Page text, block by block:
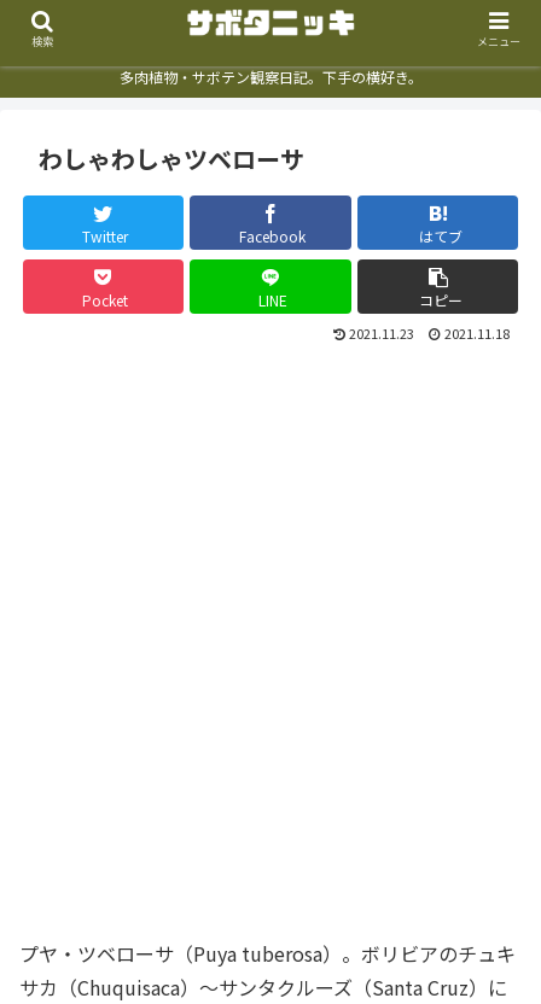
多肉植物・サボテン観察日記。下手の横好き。
わしゃわしゃツベローサ
Twitter Facebook はてブ
Pocket LINE コピー
2021.11.23 2021.11.18
プヤ・ツベローサ（Puya tuberosa）。ボリビアのチュキ
サカ（Chuquisaca）～サンタクルーズ（Santa Cruz）に
検索 メニュー